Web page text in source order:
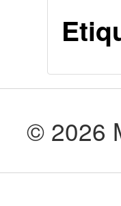
© 2026